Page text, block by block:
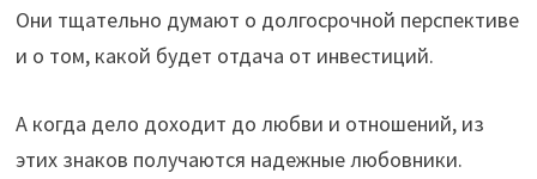
Они тщательно думают о долгосрочной перспективе
и о том, какой будет отдача от инвестиций.
А когда дело доходит до любви и отношений, из
этих знаков получаются надежные любовники.